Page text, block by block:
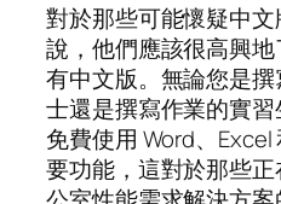
對於那些可能懷疑中
說，他們應該很高興地
有中文版。無論您是
士還是撰寫作業的實習
免費使用 Word、
要功能，這對於那些